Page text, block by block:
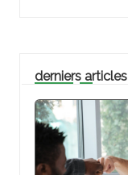
derniers articles